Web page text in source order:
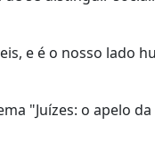
e é o nosso lado
"Juízes: o apelo